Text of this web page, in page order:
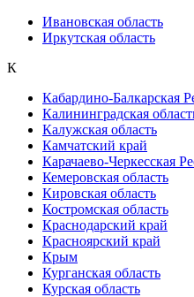
Ивановская область
Иркутская область
К
Кабардино-Балкарская
Калининградская
Калужская область
Камчатский край
Карачаево-Черкесская
Кемеровская область
Кировская область
Костромская область
Краснодарский край
Красноярский край
Крым
Курганская область
Курская область